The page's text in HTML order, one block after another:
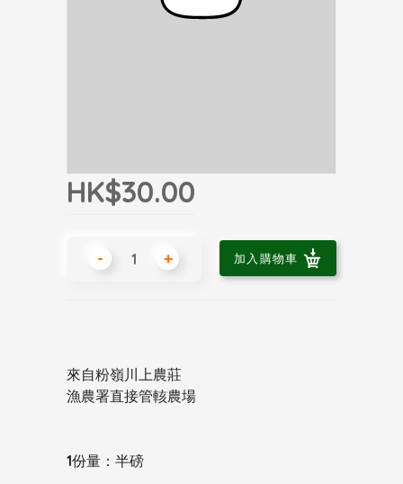
HK$30.00
- + 加入購物車
來自粉嶺川上農莊
漁農署直接管輆農場
1份量：半磅